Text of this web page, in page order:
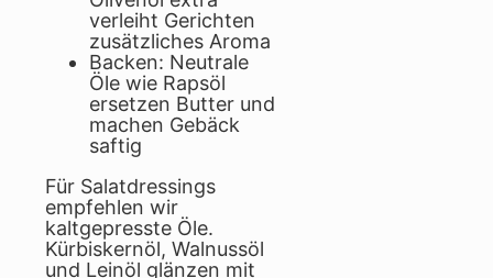
verleiht Gerichten
zusätzliches Aroma
Backen: Neutrale
Öle wie Rapsöl
ersetzen Butter und
machen Gebäck
saftig
Für Salatdressings
empfehlen wir
kaltgepresste Öle.
Kürbiskernöl, Walnussöl
und Leinöl glänzen mit